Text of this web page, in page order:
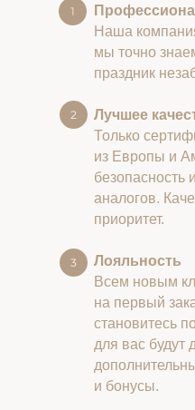
Наша
мы точно
праздник
Лучшее
Только
из Европы и
безопасность
аналогов.
приоритет.
Лояльность
Всем новым
на первый
становитесь
для вас будут
и бонусы.